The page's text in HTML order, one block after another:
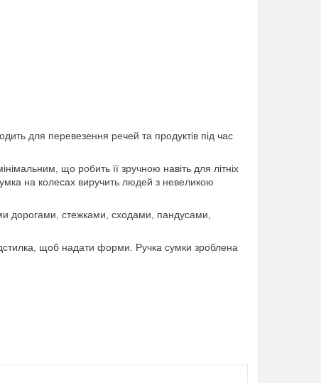
для перевезення речей та продуктів під час
що робить її зручною навіть для літніх
на колесах виручить людей з невеликою
дорогами, стежками, сходами, пандусами,
щоб надати форми. Ручка сумки зроблена